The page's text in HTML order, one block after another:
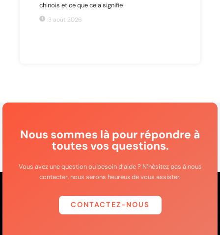
chinois et ce que cela signifie
3 août 2026
Nous sommes là pour répondre à
toutes vos questions.
Vous avez une question ou besoin d’aide ? N’hésitez pas à nous
contacter, nous serons heureux de vous assister.
CONTACTEZ-NOUS